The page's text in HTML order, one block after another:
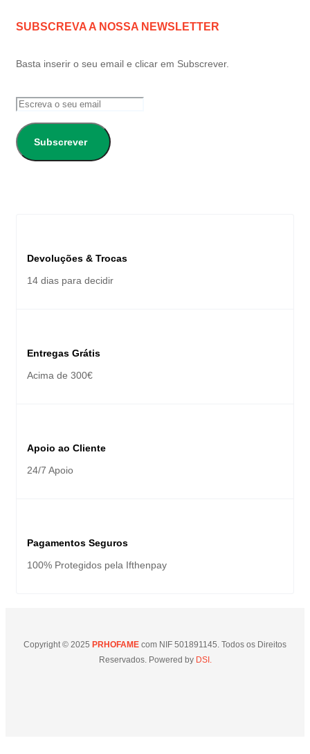
SUBSCREVA A NOSSA NEWSLETTER
Basta inserir o seu email e clicar em Subscrever.
Subscrever
Devoluções & Trocas
14 dias para decidir
Entregas Grátis
Acima de 300€
Apoio ao Cliente
24/7 Apoio
Pagamentos Seguros
100% Protegidos pela Ifthenpay
Copyright © 2025 PRHOFAME com NIF 501891145. Todos os Direitos
Reservados. Powered byDSI.